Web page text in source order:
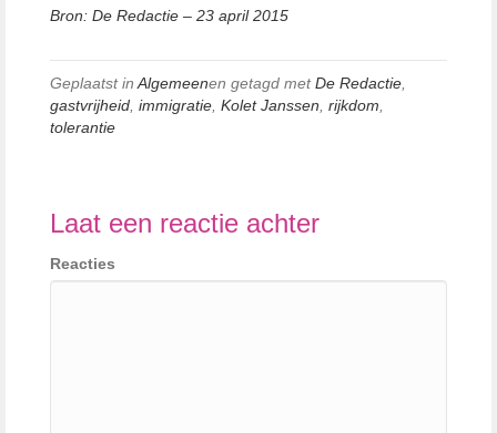
Bron: De Redactie – 23 april 2015
Geplaatst in Algemeenen getagd metDe Redactie
gastvrijheid immigratie Kolet Janssen rijkdom
tolerantie
Laat een reactie achter
Reacties